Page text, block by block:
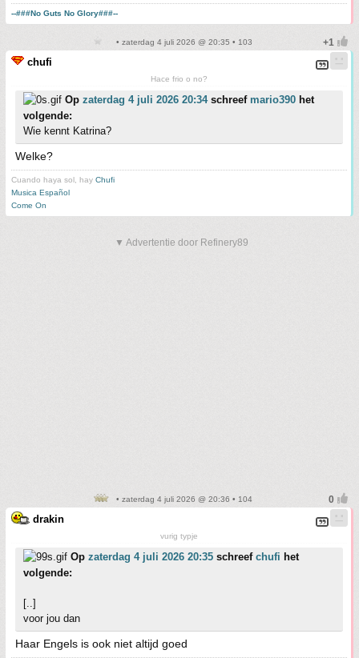
--###No Guts No Glory###--
• zaterdag 4 juli 2026 @ 20:35 • 103
chufi
Hace frio o no?
Op zaterdag 4 juli 2026 20:34schreef mario390 het
volgende:
Wie kennt Katrina?
Welke?
Cuando haya sol, hay Chufi
Musica Español
Come On
▼ Advertentie door Refinery89
• zaterdag 4 juli 2026 @ 20:36 • 104
drakin
vurig typje
Op zaterdag 4 juli 2026 20:35 schreef chufi het
volgende:
[..]
voor jou dan
Haar Engels is ook niet altijd goed